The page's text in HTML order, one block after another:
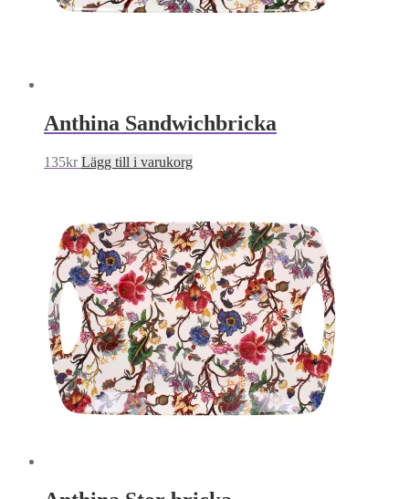
Anthina Sandwichbricka
135kr Lägg till i varukorg